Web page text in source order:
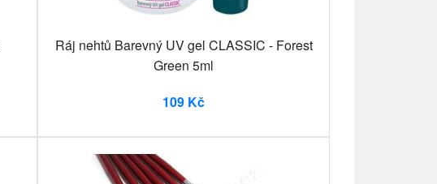
Ráj nehtů Barevný UV gel CLASSIC - Forest
Green 5ml
109 Kč